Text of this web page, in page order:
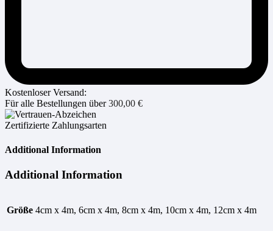
Kostenloser Versand:
Für alle Bestellungen über300,00 €
Zertifizierte Zahlungsarten
Additional Information
Additional Information
Größe 4cm x 4m, 6cm x 4m, 8cm x 4m, 10cm x 4m, 12cm x 4m